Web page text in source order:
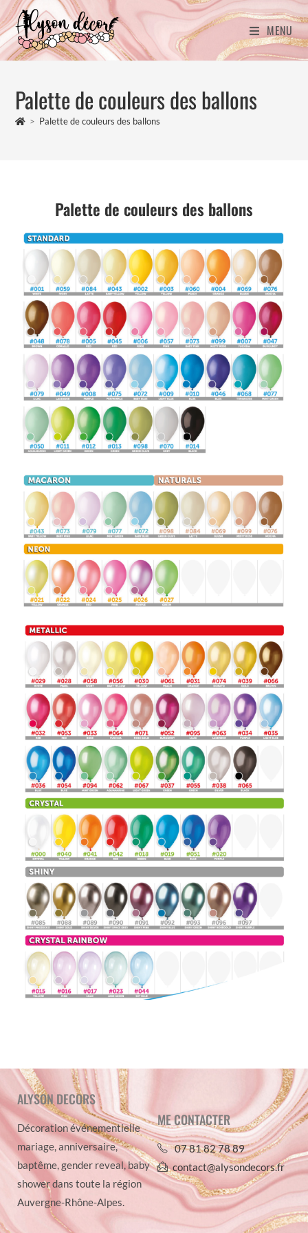
MENU
Palette de couleurs des ballons
> Palette de couleurs des ballons
Palette de couleurs des ballons
ALYSON DECORS
Décoration événementielle
mariage, anniversaire,
baptême, gender reveal, baby
shower dans toute la région
Auvergne-Rhône-Alpes.
ME CONTACTER
07 81 82 78 89
contact@alysondecors.fr